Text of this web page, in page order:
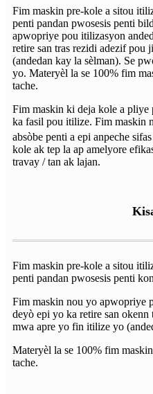
Fim maskin pre-kole a sitou
penti pandan pwosesis penti
apwopriye pou itilizasyon
retire san tras rezidi adezif pou
(andedan kay la sèlman). Se
yo. Materyèl la se 100% fim
tache.
Fim maskin ki deja kole a
ka fasil pou itilize. Fim maskin
absòbe penti a epi anpeche
kole ak tep la ap amelyore
travay / tan ak lajan.
Fim maskin pre-kole a sitou
penti pandan pwosesis penti
Fim maskin nou yo apwopriye
deyò epi yo ka retire san
mwa apre yo fin itilize yo
Materyèl la se 100% fim
tache.